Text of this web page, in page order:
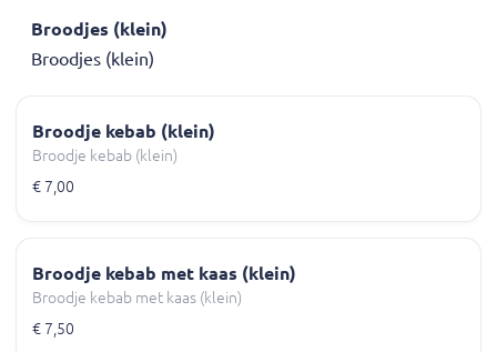
Broodjes (klein)
Broodjes (klein)
Broodje kebab (klein)
Broodje kebab (klein)
€ 7,00
Broodje kebab met kaas (klein)
Broodje kebab met kaas (klein)
€ 7,50